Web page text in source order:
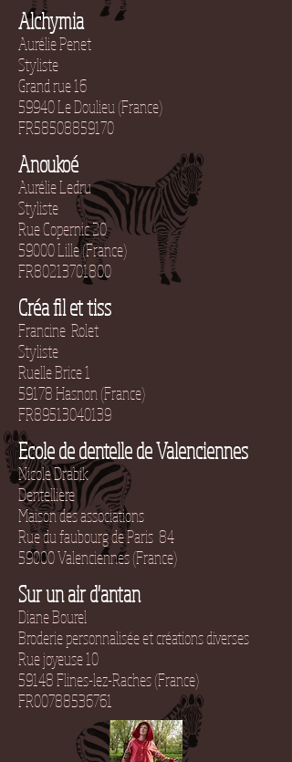
Alchymia
Aurélie Penet
Styliste
Grand rue 16
59940 Le Doulieu (France)
FR58508859170
Anoukoé
Aurélie Ledru
Styliste
Rue Copernic 20
59000 Lille (France)
FR80213701800
Créa fil et tiss
Francine Rolet
Styliste
Ruelle Brice 1
59178 Hasnon (France)
FR89513040139
Ecole de dentelle de Valenciennes
Nicole Drabik
Dentellière
Maison des associations
Rue du faubourg de Paris 84
59000 Valenciennes (France)
Sur un air d'antan
Diane Bourel
Broderie personnalisée et créations diverses
Rue joyeuse 10
59148 Flines-lez-Raches (France)
FR00788536761